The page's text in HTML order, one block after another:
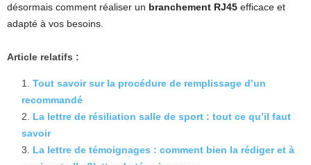
désormais comment réaliser un branchement RJ45 efficace et
adapté à vos besoins.
Article relatifs :
Tout savoir sur la procédure de remplissage d’un
recommandé
La lettre de résiliation salle de sport : tout ce qu’il faut
savoir
La lettre de témoignages : comment bien la rédiger et à